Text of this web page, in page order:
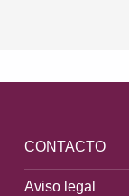
Volver a la navegación principal
CONTACTO
Aviso legal